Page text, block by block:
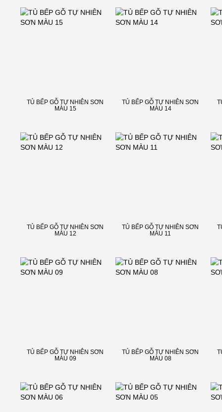
TỦ BẾP GỖ TỰ NHIÊN SƠN
MÀU 15
TỦ BẾP GỖ TỰ NHIÊN SƠN
MÀU 14
TỦ BẾP GỖ TỰ NHIÊN SƠN
MÀU 12
TỦ BẾP GỖ TỰ NHIÊN SƠN
MÀU 11
TỦ BẾP GỖ TỰ NHIÊN SƠN
MÀU 09
TỦ BẾP GỖ TỰ NHIÊN SƠN
MÀU 08